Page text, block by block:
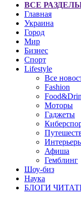
ВСЕ
Главная
Украина
Город
Мир
Бизнес
Спорт
Lifestyle
Все
Fashion
Моторы
Гаджеты
Афиша
Гемблинг
Шоу-биз
Наука
БЛОГИ